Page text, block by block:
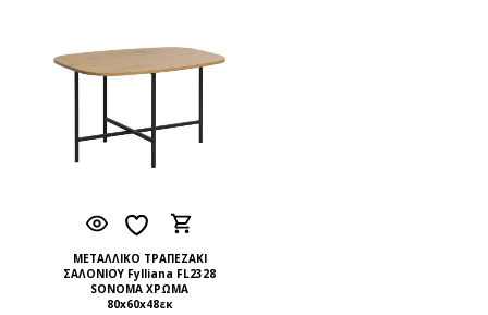
ΜΕΤΑΛΛΙΚΟ ΤΡΑΠΕΖΑΚΙ
ΣΑΛΟΝΙΟΥ Fylliana FL2328
SONOMA ΧΡΩΜΑ
80x60x48εκ